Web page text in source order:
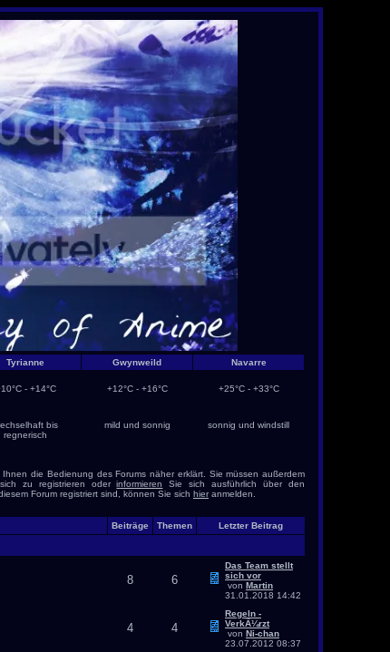
Tyrianne Gwynweild Navarre
- +14°C +12°C - +16°C +25°C - +33°C
bis
regnerisch
mild und sonnig sonnig und windstill
Ihnen die Bedienung des Forums näher erklärt. Sie müssen außerdem
zu registrieren oderinformieren
Sie sich ausführlich über den
Forum registriert sind, können Sie sich hieranmelden.
Beiträge Themen Letzter Beitrag
8 6
Das Team stellt
sich vor
von Martin
31.01.2018 14:42
4 4
Regeln -
VerkÃ¼rzt
von Ni-chan
23.07.2012 08:37